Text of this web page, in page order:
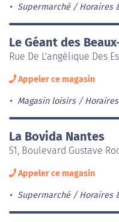
Supermarché Horaires
Le Géant des
Rue De L'angélique Des
Appeler ce magasin
Magasin loisirs
La Bovida Nantes
51, Boulevard Gustave
Appeler ce magasin
Supermarché Horaires